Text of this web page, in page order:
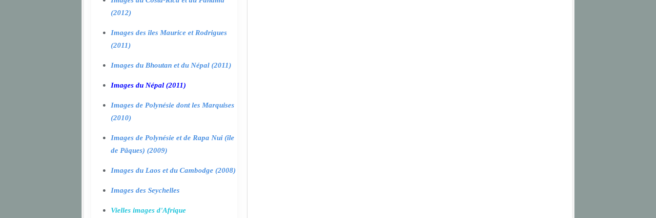
(2012)
Images des îles Maurice et Rodrigues
(2011)
Images du Bhoutan et du Népal (2011)
Images du Népal (2011)
Images de Polynésie dont les Marquises
(2010)
Images de Polynésie et de Rapa Nui (île
de Pâques) (2009)
Images du Laos et du Cambodge (2008)
Images des Seychelles
Vielles images d'Afrique